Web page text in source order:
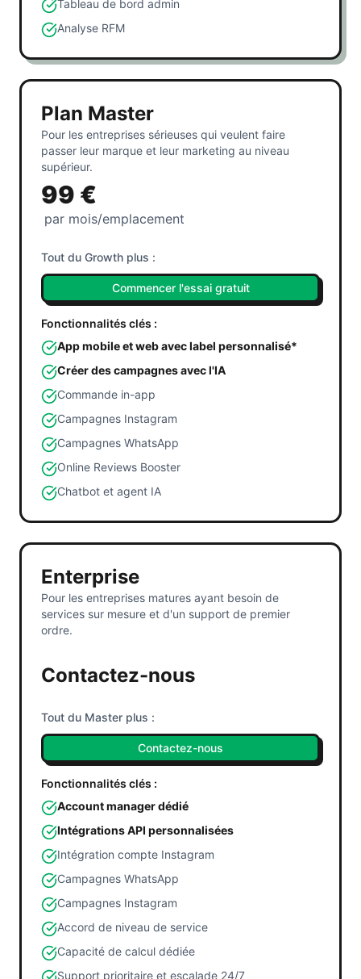
Tableau de bord admin
Analyse RFM
Plan Master
Pour les entreprises sérieuses qui veulent faire
passer leur marque et leur marketing au niveau
supérieur.
99 €
par mois/emplacement
Tout du Growth plus :
Commencer l'essai gratuit
Fonctionnalités clés :
App mobile et web avec label personnalisé*
Créer des campagnes avec l'IA
Commande in-app
Campagnes Instagram
Campagnes WhatsApp
Online Reviews Booster
Chatbot et agent IA
Enterprise
Pour les entreprises matures ayant besoin de
services sur mesure et d'un support de premier
ordre.
Contactez-nous
Tout du Master plus :
Contactez-nous
Fonctionnalités clés :
Account manager dédié
Intégrations API personnalisées
Intégration compte Instagram
Campagnes WhatsApp
Campagnes Instagram
Accord de niveau de service
Capacité de calcul dédiée
Support prioritaire et escalade 24/7